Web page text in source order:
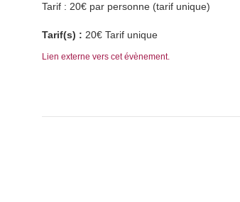
Tarif : 20€ par personne (tarif unique)
Tarif(s) : 20€ Tarif unique
Lien externe vers cet évènement.